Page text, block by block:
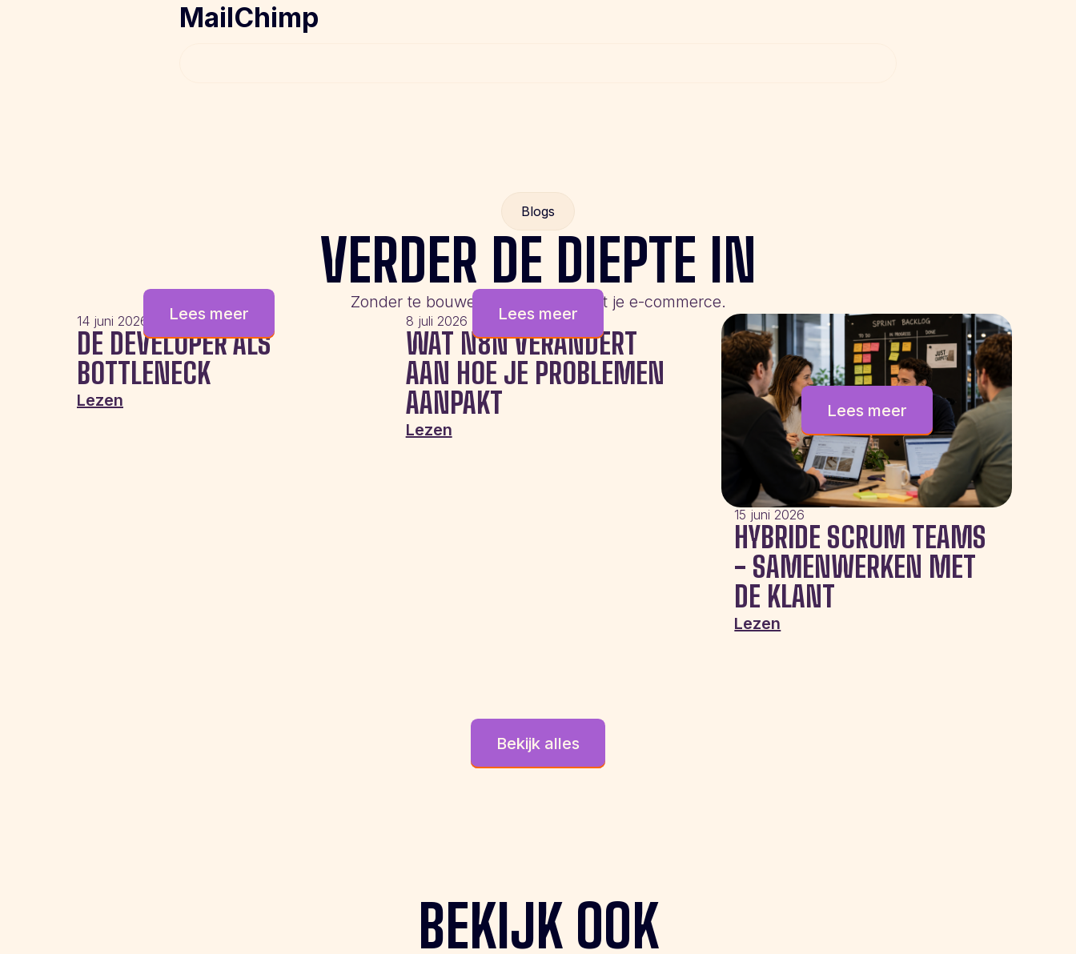
MailChimp
Blogs
VERDER DE DIEPTE IN
Zonder te bouwen aan de slag met je e-commerce.
Lees meer
14 juni 2026
DE DEVELOPER ALS
BOTTLENECK
Lezen
Lees meer
8 juli 2026
WAT N8N VERANDERT
AAN HOE JE PROBLEMEN
AANPAKT
Lezen
Lees meer
15 juni 2026
HYBRIDE SCRUM TEAMS
- SAMENWERKEN MET
DE KLANT
Lezen
Bekijk alles
BEKIJK OOK